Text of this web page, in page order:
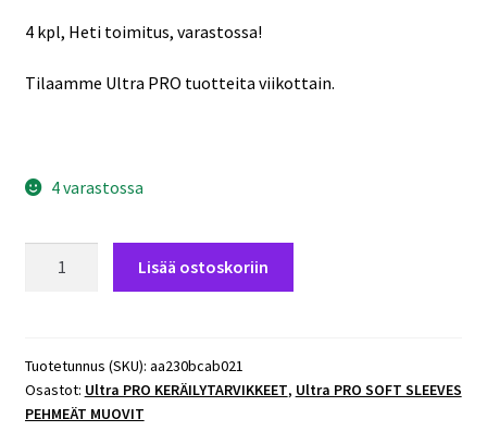
4 kpl, Heti toimitus, varastossa!
Tilaamme Ultra PRO tuotteita viikottain.
4 varastossa
Card
Sleeves
Suojamuovi
Lisää ostoskoriin
Tuotetunnus (SKU): aa230bcab021
Osastot: Ultra PRO KERÄILYTARVIKKEET, Ultra PRO SOFT SLEEVES
PEHMEÄT MUOVIT